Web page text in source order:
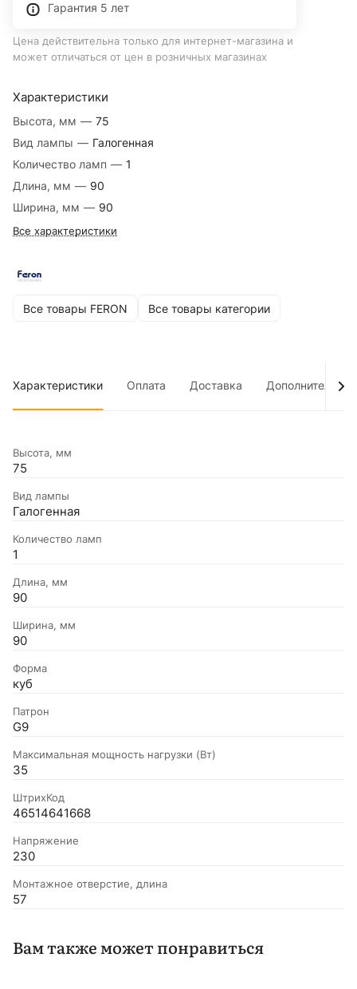
Характеристики
Высота, мм — 75
Вид лампы — Галогенная
Количество ламп — 1
Длина, мм — 90
Ширина, мм — 90
Все характеристики
Все товары FERON Все товары категории
Гарантия 5 лет
Цена действительна только для интернет-магазина и
может отличаться от цен в розничных магазинах
Характеристики Оплата Доставка Дополнительно
Высота, мм
75
Вид лампы
Галогенная
Количество ламп
1
Длина, мм
90
Ширина, мм
90
Форма
куб
Патрон
G9
Максимальная мощность нагрузки (Вт)
35
ШтрихКод
46514641668
Напряжение
230
Монтажное отверстие, длина
57
Вам также может понравиться